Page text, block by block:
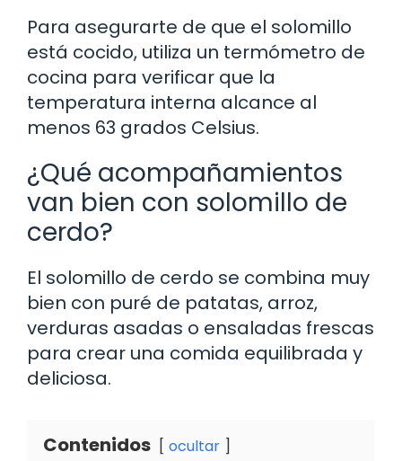
Para asegurarte de que el solomillo
está cocido, utiliza un termómetro de
cocina para verificar que la
temperatura interna alcance al
menos 63 grados Celsius.
¿Qué acompañamientos
van bien con solomillo de
cerdo?
El solomillo de cerdo se combina muy
bien con puré de patatas, arroz,
verduras asadas o ensaladas frescas
para crear una comida equilibrada y
deliciosa.
Contenidos ocultar